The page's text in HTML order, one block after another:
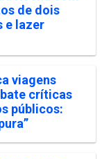
de dois
e lazer
viagens
críticas
públicos: